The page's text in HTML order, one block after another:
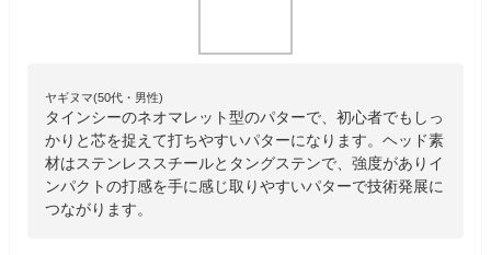
ヤギヌマ(50代・男性)
タインシーのネオマレット型のパターで、初心者でもしっ
かりと芯を捉えて打ちやすいパターになります。ヘッド素
材はステンレススチールとタングステンで、強度がありイ
ンパクトの打感を手に感じ取りやすいパターで技術発展に
つながります。